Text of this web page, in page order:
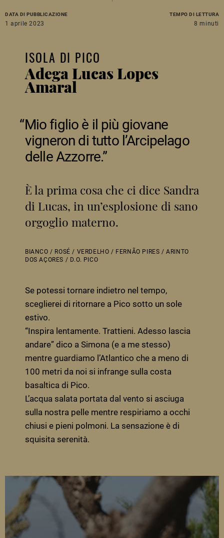
DATA DI PUBBLICAZIONE
1 aprile 2023
ISOLA DI PICO
Adega Lucas Lopes
Amaral
TEMPO DI LETTURA
8 minuti
Mio figlio è il più giovane
vigneron di tutto l’Arcipelago
delle Azzorre.
È la prima cosa che ci dice Sandra
di Lucas, in un’esplosione di sano
orgoglio materno.
BIANCO / ROSÉ / VERDELHO / FERNÃO PIRES /ARINTO
DOS AÇORES / D.O. PICO
Se potessi tornare indietro nel tempo,
sceglierei di ritornare a Pico sotto un sole
estivo.
“Inspira lentamente. Trattieni. Adesso lascia
andare” dico a Simona (e a me stesso)
mentre guardiamo l’Atlantico che a meno di
100 metri da noi si infrange sulla costa
basaltica di Pico.
L’acqua salata portata dal vento si asciuga
sulla nostra pelle mentre respiriamo a occhi
chiusi e pieni polmoni. La sensazione è di
squisita serenità.